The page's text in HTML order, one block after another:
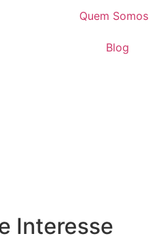
Quem Somos
Blog
Interesse